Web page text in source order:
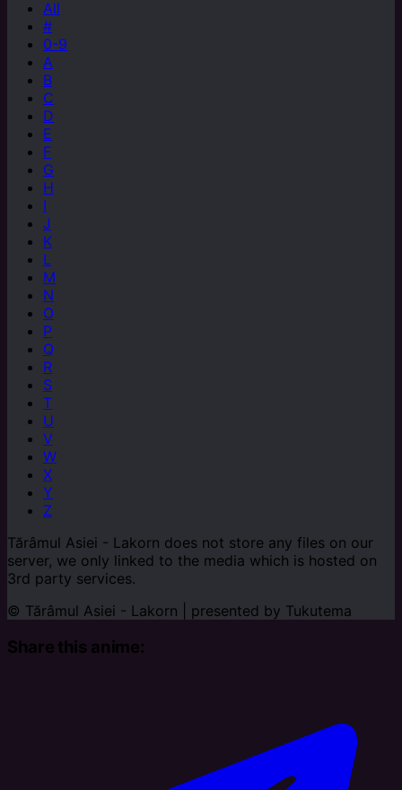
All
#
0-9
A
B
C
D
E
F
G
H
I
J
K
L
M
N
O
P
Q
R
S
T
U
V
W
X
Y
Z
Tărâmul Asiei - Lakorn does not store any files on our
server, we only linked to the media which is hosted on
3rd party services.
© Tărâmul Asiei - Lakorn | presented by Tukutema
Share this anime: